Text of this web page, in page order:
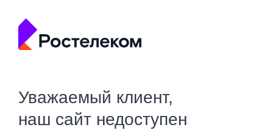
Уважаемый клиент,
наш сайт недоступен